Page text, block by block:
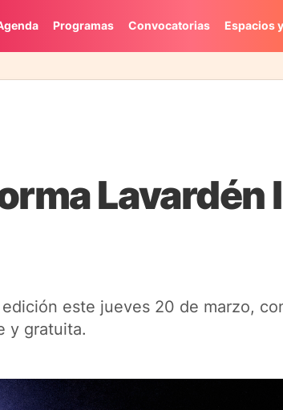
Programas Convocatorias Espacios
Lavardén
este jueves 20 de marzo,
y gratuita.